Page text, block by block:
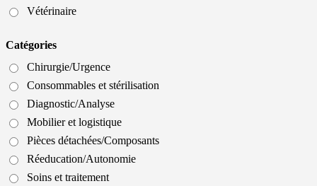
Vétérinaire
Catégories
Chirurgie/Urgence
Consommables et stérilisation
Diagnostic/Analyse
Mobilier et logistique
Pièces détachées/Composants
Réeducation/Autonomie
Soins et traitement